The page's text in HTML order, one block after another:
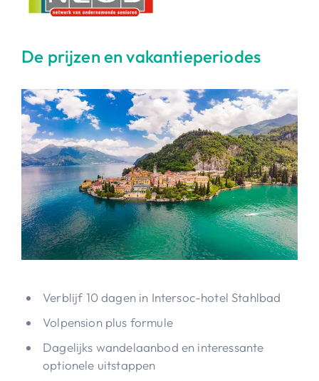
De prijzen en vakantieperiodes
Verblijf 10 dagen in Intersoc-hotel Stahlbad
Volpension plus formule
Dagelijks wandelaanbod en interessante
optionele uitstappen